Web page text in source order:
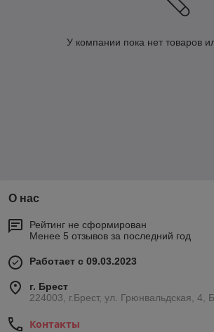
У компании пока нет товаров
О нас
Рейтинг не сформирован
Менее 5 отзывов за последний год
Работает с 09.03.2023
г. Брест
224003, г.Брест, ул. Грюнвальдская, 4,
Контакты